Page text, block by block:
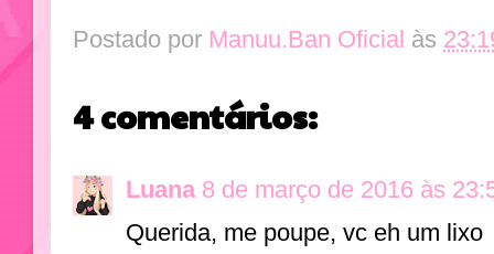
Postado por Manuu.Ban Oficial às
4 comentários:
Luana 8 de março de 2016 às
Querida, me poupe, vc eh um lixo